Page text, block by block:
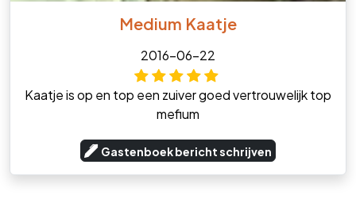
Medium Kaatje
2016-06-22
Kaatje is op en top een zuiver goed vertrouwelijk top
mefium
Gastenboek bericht schrijven